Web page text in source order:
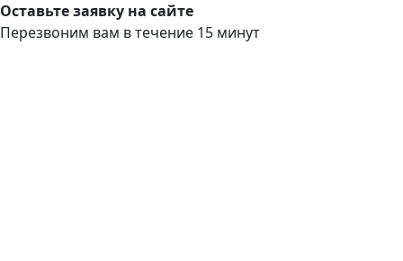
Оставьте заявку на сайте
Перезвоним вам в течение 15 минут